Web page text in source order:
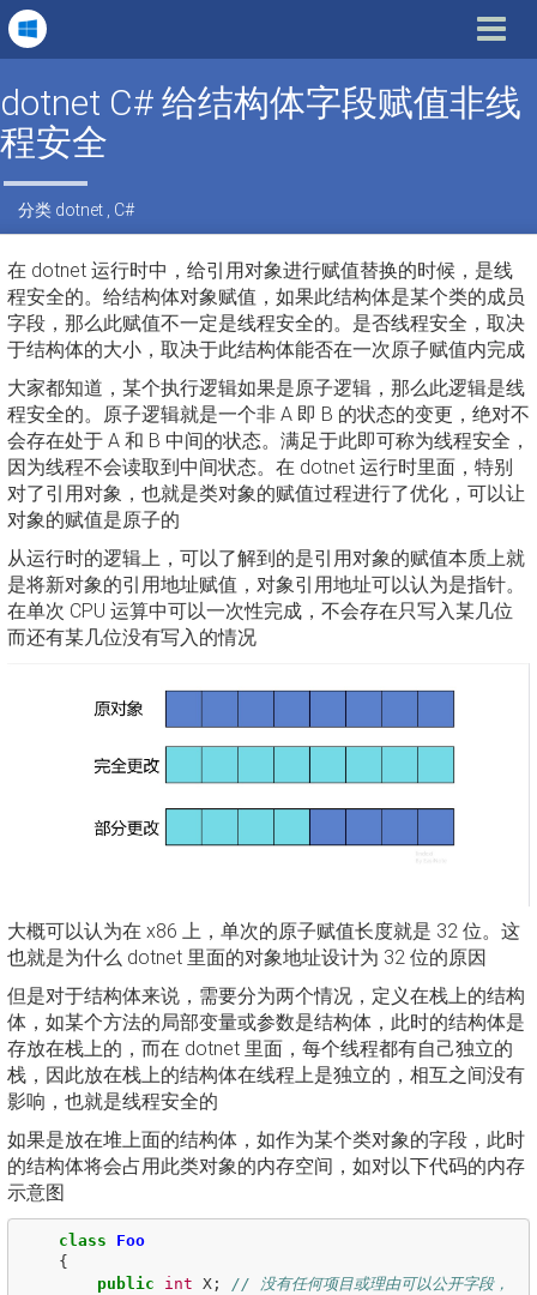
Toggle
dotnet C# 给结构体字段赋值非线
程安全
分类 dotnet C#
在 dotnet 运行时中，给引用对象进行赋值替换的时候，是线
程安全的。给结构体对象赋值，如果此结构体是某个类的成员
字段，那么此赋值不一定是线程安全的。是否线程安全，取决
于结构体的大小，取决于此结构体能否在一次原子赋值内完成
大家都知道，某个执行逻辑如果是原子逻辑，那么此逻辑是线
程安全的。原子逻辑就是一个非 A 即 B 的状态的变更，绝对不
会存在处于 A 和 B 中间的状态。满足于此即可称为线程安全，
因为线程不会读取到中间状态。在 dotnet 运行时里面，特别
对了引用对象，也就是类对象的赋值过程进行了优化，可以让
对象的赋值是原子的
从运行时的逻辑上，可以了解到的是引用对象的赋值本质上就
是将新对象的引用地址赋值，对象引用地址可以认为是指针。
在单次 CPU 运算中可以一次性完成，不会存在只写入某几位
而还有某几位没有写入的情况
大概可以认为在 x86 上，单次的原子赋值长度就是 32 位。这
也就是为什么 dotnet 里面的对象地址设计为 32 位的原因
但是对于结构体来说，需要分为两个情况，定义在栈上的结构
体，如某个方法的局部变量或参数是结构体，此时的结构体是
存放在栈上的，而在 dotnet 里面，每个线程都有自己独立的
栈，因此放在栈上的结构体在线程上是独立的，相互之间没有
影响，也就是线程安全的
如果是放在堆上面的结构体，如作为某个类对象的字段，此时
的结构体将会占用此类对象的内存空间，如对以下代码的内存
示意图
class
Foo
{
public
int X;
// 没有任何项目或理由可以公开字段，